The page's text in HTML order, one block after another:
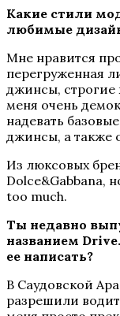
Какие стили
любимые
Мне нравится
перегруженная
джинсы, строгие
меня очень
надевать
джинсы, а также
Из люксовых
Dolce&Gabbana,
too much.
Ты недавно
названием
ее написать?
В Саудовской
разрешили